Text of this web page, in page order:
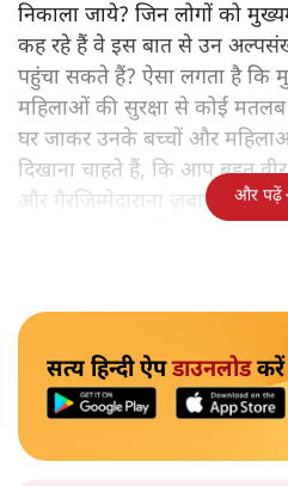
निकाला जाये? जिन लोगों को
कह रहे हैं वे इस बात से उन
पहुंचा सकते हैं? ऐसा लगता है कि
महिलाओं की सुरक्षा से कोई
घर जाकर उनके बच्चों और
दिखाना चाहते हैं, कि आप बहुत
और गैरजिम्मेदाराना ज़बान यहीं
और पढ़ें
सत्य हिन्दी ऐपडाउनलोडकरें